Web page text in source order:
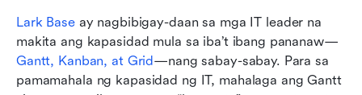
Lark Base ay nagbibigay-daan sa mga IT leader na
makita ang kapasidad mula sa iba’t ibang pananaw—
Gantt, Kanban, at Grid—nang sabay-sabay. Para sa
pamamahala ng kapasidad ng IT, mahalaga ang Gantt